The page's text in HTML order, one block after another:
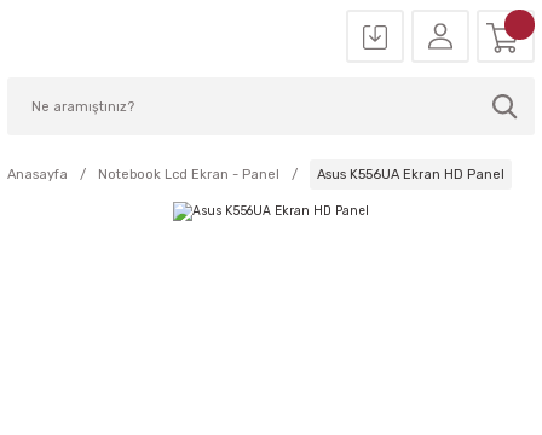
Anasayfa Notebook Lcd Ekran - Panel Asus K556UA Ekran HD Panel